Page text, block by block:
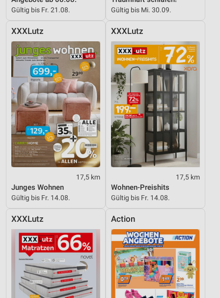
Gültig bis Fr. 21.08. Gültig bis Mi. 30.09.
XXXLutz
17,5 km
Junges Wohnen
Gültig bis Fr. 14.08.
XXXLutz
17,5 km
Wohnen-Preishits
Gültig bis Fr. 14.08.
XXXLutz Action